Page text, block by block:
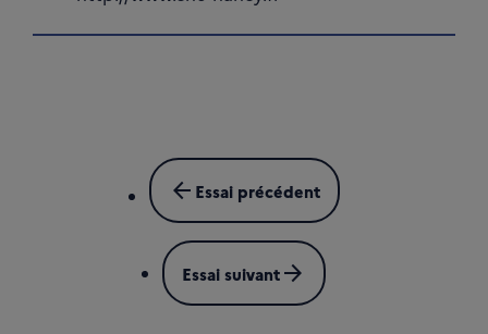
arrow_back Essai précédent
Essai suivantarrow_forward